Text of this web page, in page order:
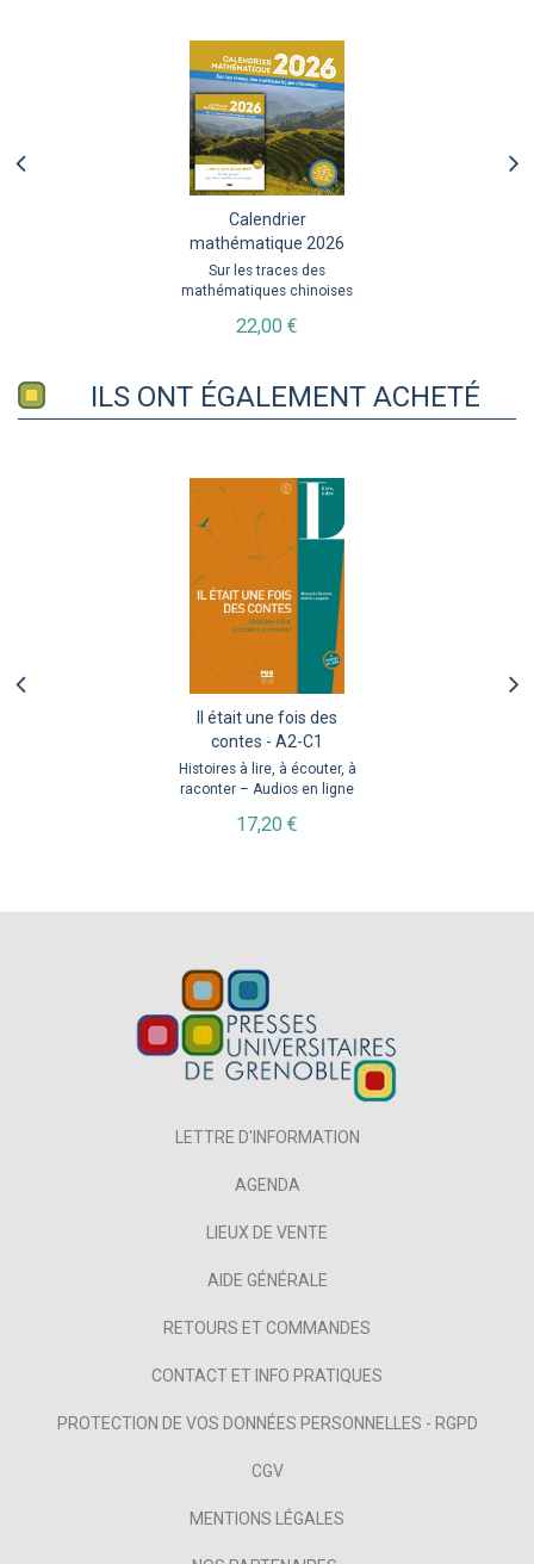
Calendrier
mathématique 2026
Sur les traces des
mathématiques chinoises
22,00 €
ILS ONT ÉGALEMENT ACHETÉ
Il était une fois des
contes - A2-C1
Histoires à lire, à écouter, à
raconter – Audios en ligne
17,20 €
LETTRE D'INFORMATION
AGENDA
LIEUX DE VENTE
AIDE GÉNÉRALE
RETOURS ET COMMANDES
CONTACT ET INFO PRATIQUES
PROTECTION DE VOS DONNÉES PERSONNELLES - RGPD
CGV
MENTIONS LÉGALES